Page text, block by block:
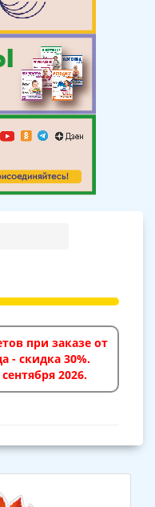
при заказе от
- скидка 30%.
2026.